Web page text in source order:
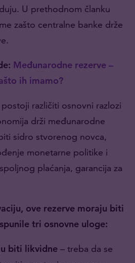
U prethodnom članku
zašto centralne banke drže
Međunarodne rezerve –
ih imamo?
različiti osnovni razlozi
drži međunarodne
sidro stvorenog novca,
monetarne politike i
plaćanja, garancija za
ove rezerve moraju biti
tri osnovne uloge:
biti likvidne – treba da se